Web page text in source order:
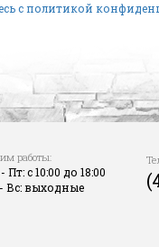
с политикой
работы:
Пт: с 10:00 до 18:00
Вс: выходные